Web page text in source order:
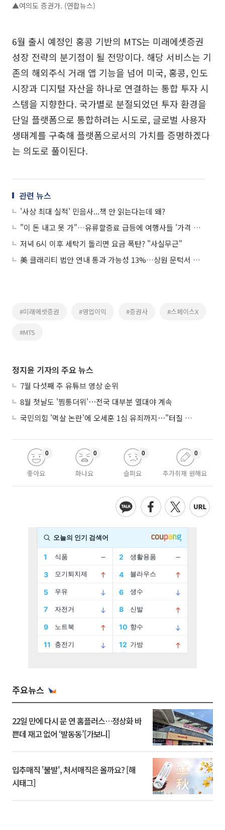
▲여의도 증권가. (연합뉴스)
6월 출시 예정인 홍콩 기반의 MTS는 미래에셋증권
성장 전략의 분기점이 될 전망이다. 해당 서비스는 기
존의 해외주식 거래 앱 기능을 넘어 미국, 홍콩, 인도
시장과 디지털 자산을 하나로 연결하는 통합 투자 시
스템을 지향한다. 국가별로 분절되었던 투자 환경을
단일 플랫폼으로 통합하려는 시도로, 글로벌 사용자
생태계를 구축해 플랫폼으로서의 가치를 증명하겠다
는 의도로 풀이된다.
관련 뉴스
'사상 최대 실적' 민음사...책 안 읽는다는데 왜?
"이 돈 내고 못 가"…유류할증료 급등에 여행사들 '가격 방어' 승부수
저녁 6시 이후 세탁기 돌리면 요금 폭탄? "사실무근"
美 클래리티 법안 연내 통과 가능성 13%…상원 문턱서 제동
#미래에셋증권 #영업이익 #증권사 #스페이스X
#MTS
정지윤 기자의 주요 뉴스
7월 다섯째 주 유튜브 영상 순위
8월 첫날도 '찜통더위'⋯전국 대부분 열대야 계속
국민의힘 '멱살 논란'에 오세훈 1심 유죄까지⋯"터질 게 터졌다"
좋아요
0
화나요
0
슬퍼요
0
추가취재 원해요
0
주요뉴스
22일 만에 다시 문 연 홈플러스…정상화 바
쁜데 재고 없어 ‘발동동’[가보니]
입추매직 '불발', 처서매직은 올까요? [해
시태그]